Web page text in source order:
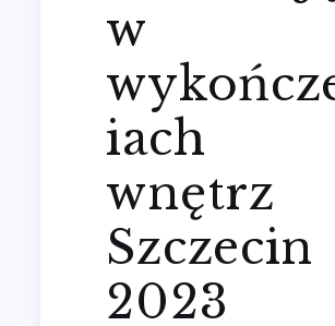
w
iach
wnętrz
Szczecin
2023